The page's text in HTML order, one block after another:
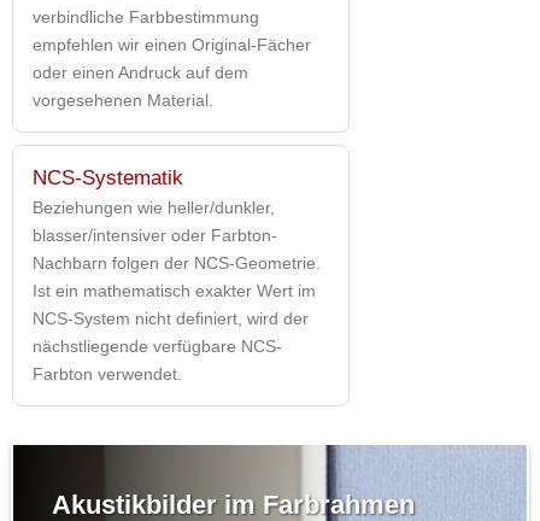
verbindliche Farbbestimmung
empfehlen wir einen Original-Fächer
oder einen Andruck auf dem
vorgesehenen Material.
NCS-Systematik
Beziehungen wie heller/dunkler,
blasser/intensiver oder Farbton-
Nachbarn folgen der NCS-Geometrie.
Ist ein mathematisch exakter Wert im
NCS-System nicht definiert, wird der
nächstliegende verfügbare NCS-
Farbton verwendet.
Akustikbilder im Farbrahmen